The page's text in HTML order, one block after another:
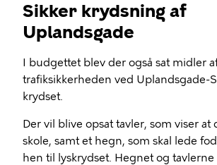
Sikker krydsning af
Uplandsgade
I budgettet blev der også sat midler
trafiksikkerheden ved Uplandsgade-
krydset.
Der vil blive opsat tavler, som viser at
skole, samt et hegn, som skal lede
hen til lyskrydset. Hegnet og tavlerne